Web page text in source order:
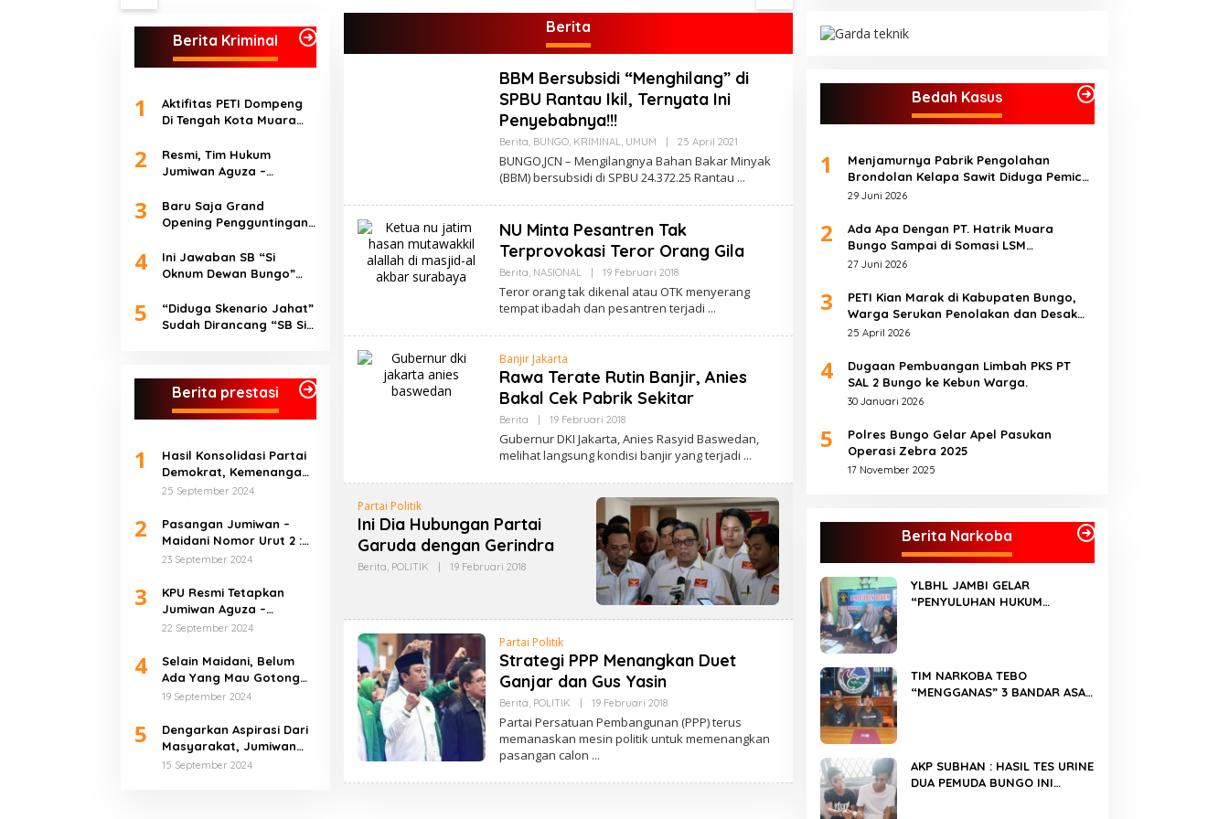
Pencurian di Perkebunan
Perusahaan Maupun
Perorangan
Sebelum Bencana Menelan
Korban Tak berdosa.
Berita Kriminal
1
Aktifitas PETI Dompeng
Di Tengah Kota Muara
Sebatang Kebal Hukum
2
Resmi, Tim Hukum
Jumiwan Aguza –
Facebook Toean Moeda
ke Polres Bungo
3
Baru Saja Grand
Opening Pengguntingan
Kabupaten Bungo, Zeus
Sudah Melanggar Jam
4
Ini Jawaban SB “Si
Oknum Dewan Bungo”
Wartawan???
5
“Diduga Skenario Jahat”
Sudah Dirancang “SB Si
Berita prestasi
1
Hasil Konsolidasi Partai
Demokrat, Kemenangan
Jumiwan – Maidani
25 September 2024
2
Pasangan Jumiwan –
Maidani Nomor Urut 2 :
Insya Allah JADI
23 September 2024
3
KPU Resmi Tetapkan
Jumiwan Aguza –
Maidani Sebagai Calon
Bungo
22 September 2024
4
Selain Maidani, Belum
Ada Yang Mau Gotong
Royong dengan Kami
19 September 2024
5
Dengarkan Aspirasi Dari
Masyarakat, Jumiwan
Aguza Bermalam di
15 September 2024
Berita
BBM Bersubsidi “Menghilang” di
SPBU Rantau Ikil, Ternyata Ini
Penyebabnya!!!
Berita BUNGO, KRIMINAL UMUM | 25 April 2021
E
H
U
G
BUNGO,JCN – Mengilangnya Bahan Bakar Minyak
(BBM) bersubsidi di SPBU 24.372.25 Rantau
NU Minta Pesantren Tak
Terprovokasi Teror Orang Gila
Berita NASIONAL | 19 Februari 2018O
E
H
D
K
E
P
K
Teror orang tak dikenal atau OTK menyerang
tempat ibadah dan pesantren terjadi
Banjir Jakarta
Rawa Terate Rutin Banjir, Anies
Bakal Cek Pabrik Sekitar
Berita | 19 Februari 2018O
E
H
D
I
N
K
E
P
S
U
K
Gubernur DKI Jakarta, Anies Rasyid Baswedan,
melihat langsung kondisi banjir yang terjadi
Partai Politik
Ini Dia Hubungan Partai
Garuda dengan Gerindra
Berita POLITIK | 19 Februari 2018O
U
I
N
K
E
P
S
U
Partai Politik
Strategi PPP Menangkan Duet
Ganjar dan Gus Yasin
Berita, POLITIK 19 Februari 2018O
E
H
I
Partai Persatuan Pembangunan (PPP) terus
memanaskan mesin politik untuk memenangkan
pasangan calon
Bedah Kasus
1
Menjamurnya Pabrik Pengolahan
Brondolan Kelapa Sawit Diduga Pemicu
Maraknya Pencurian di Perkebunan
29 Juni 2026
2
Ada Apa Dengan PT. Hatrik Muara
Bungo Sampai di Somasi LSM
Lingkungan Hidup
27 Juni 2026
3
PETI Kian Marak di Kabupaten Bungo,
Warga Serukan Penolakan dan Desak
Penindakan Tegas Sebelum Bencana
25 April 2026
4
Dugaan Pembuangan Limbah PKS PT
SAL 2 Bungo ke Kebun Warga.
30 Januari 2026
5
Polres Bungo Gelar Apel Pasukan
Operasi Zebra 2025
17 November 2025
Berita Narkoba
YLBHL JAMBI GELAR
“PENYULUHAN HUKUM
TIM NARKOBA TEBO
“MENGGANAS” 3 BANDAR ASAL
AKP SUBHAN : HASIL TES URINE
DUA PEMUDA BUNGO INI